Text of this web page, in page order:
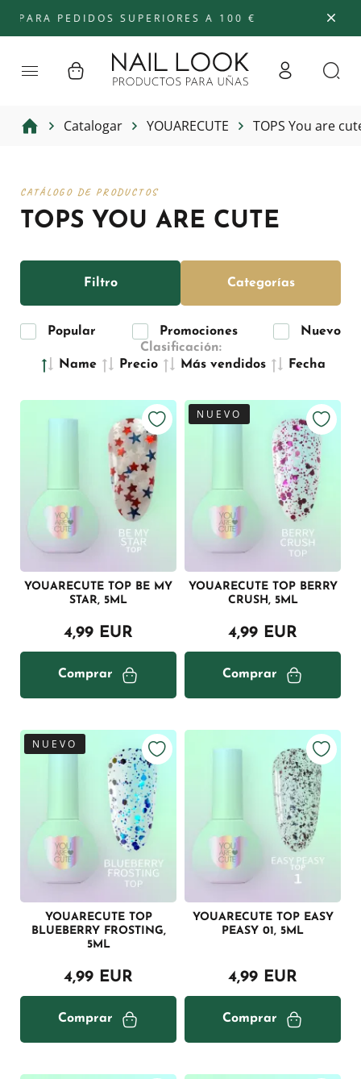
PEDIDOS SUPERIORES A 100 €
Catalogar YOUARECUTE TOPS You are
TOPS YOU ARE CUTE
CATÁLOGO DE PRODUCTOS
Popular Promociones
Nuevo
Clasificación:
Name
Precio Más vendidos Fecha
YOUARECUTE TOP BE MY
STAR, 5ML
4,99 EUR
Comprar
NUEVO
YOUARECUTE TOP BERRY
CRUSH, 5ML
4,99 EUR
Comprar
NUEVO
YOUARECUTE TOP
BLUEBERRY FROSTING,
5ML
4,99 EUR
Comprar
YOUARECUTE TOP EASY
PEASY 01, 5ML
4,99 EUR
Comprar
Filtro Categorías